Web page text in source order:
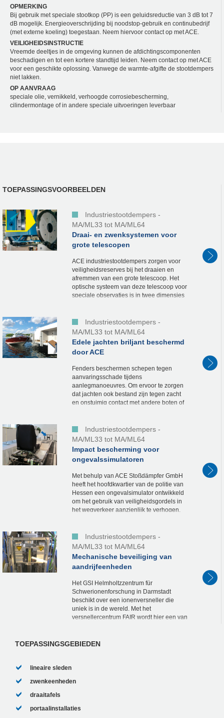
OPMERKING
Bij gebruik met speciale stootkop (PP) is een geluidsreductie van 3 dB tot 7
dB mogelijk. Energieoverschrijding bij noodstop-gebruik en continubedrijf
(met externe koeling) toegestaan. Neem hiervoor contact op met ACE.
VEILIGHEIDSINSTRUCTIE
Vreemde deeltjes in de omgeving kunnen de afdichtingscomponenten
beschadigen en tot een kortere standtijd leiden. Neem contact op met ACE
voor een geschikte oplossing. Vanwege de warmte-afgifte de stootdempers
niet lakken.
OP AANVRAAG
speciale olie, vernikkeld, verhoogde corrosiebescherming,
cilindermontage of in andere speciale uitvoeringen leverbaar
TOEPASSINGSVOORBEELDEN
Industriestootdempers -
MA/ML33 tot MA/ML64
Draai- en zwenksystemen voor
grote telescopen
ACE industriestootdempers zorgen voor
veiligheidsreserves bij het draaien en
afremmen van een grote telescoop. Het
optische systeem van deze telescoop voor
speciale observaties is in twee dimensies
Industriestootdempers -
MA/ML33 tot MA/ML64
Edele jachten briljant beschermd
door ACE
Fenders beschermen schepen tegen
aanvaringsschade tijdens
aanlegmanoeuvres. Om ervoor te zorgen
dat jachten ook bestand zijn tegen zacht
en onstuimig contact met andere boten of
Industriestootdempers -
MA/ML33 tot MA/ML64
Impact bescherming voor
ongevalssimulatoren
Met behulp van ACE Stoßdämpfer GmbH
heeft het hoofdkwartier van de politie van
Hessen een ongevalsimulator ontwikkeld
om het gebruik van veiligheidsgordels in
het wegverkeer aanzienlijk te verhogen.
Industriestootdempers -
MA/ML33 tot MA/ML64
Mechanische beveiliging van
aandrijfeenheden
Het GSI Helmholtzzentrum für
Schwerionenforschung in Darmstadt
beschikt over een ionenversneller die
uniek is in de wereld. Met het
versnellercentrum FAIR wordt hier een van
TOEPASSINGSGEBIEDEN
lineaire sleden
zwenkeenheden
draaitafels
portaalinstallaties